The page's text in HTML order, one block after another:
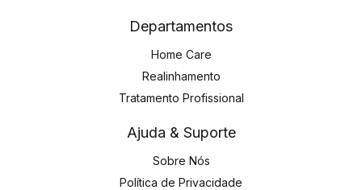
Departamentos
Home Care
Realinhamento
Tratamento Profissional
Ajuda & Suporte
Sobre Nós
Política de Privacidade